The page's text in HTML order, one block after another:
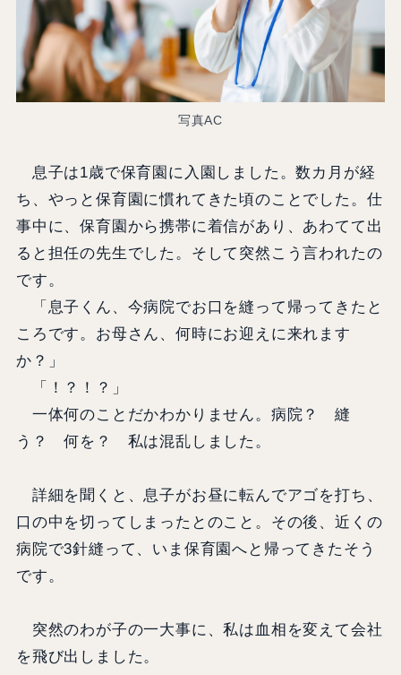
写真AC
息子は1歳で保育園に入園しました。数カ月が経
ち、やっと保育園に慣れてきた頃のことでした。仕
事中に、保育園から携帯に着信があり、あわてて出
ると担任の先生でした。そして突然こう言われたの
です。
「息子くん、今病院でお口を縫って帰ってきたと
ころです。お母さん、何時にお迎えに来れます
か？」
「！？！？」
一体何のことだかわかりません。病院？ 縫
う？ 何を？ 私は混乱しました。
詳細を聞くと、息子がお昼に転んでアゴを打ち、
口の中を切ってしまったとのこと。その後、近くの
病院で3針縫って、いま保育園へと帰ってきたそう
です。
突然のわが子の一大事に、私は血相を変えて会社
を飛び出しました。